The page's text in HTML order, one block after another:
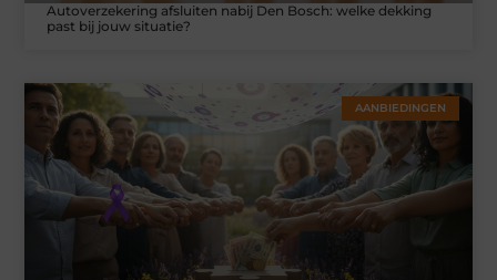
Autoverzekering afsluiten nabij Den Bosch: welke dekking
past bij jouw situatie?
AANBIEDINGEN